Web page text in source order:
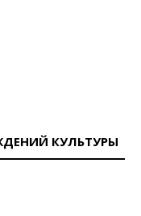
КУЛЬТУРЫ